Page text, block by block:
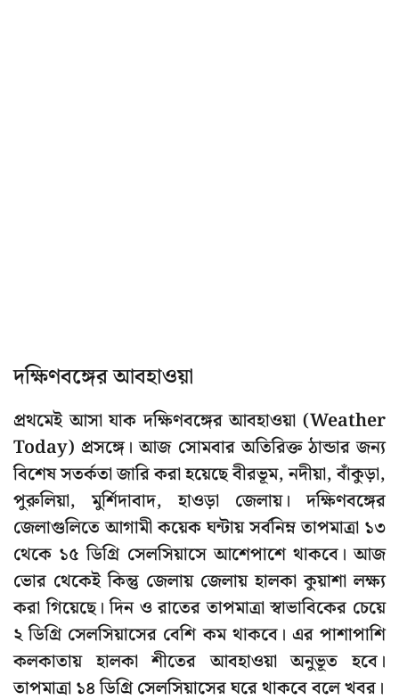
দক্ষিণবঙ্গের আবহাওয়া
প্রথমেই আসা যাক দক্ষিণবঙ্গের আবহাওয়া (Weather
Today) প্রসঙ্গে। আজ সোমবার অতিরিক্ত ঠান্ডার জন্য
বিশেষ সতর্কতা জারি করা হয়েছে বীরভূম, নদীয়া, বাঁকুড়া,
পুরুলিয়া, মুর্শিদাবাদ, হাওড়া জেলায়। দক্ষিণবঙ্গের
জেলাগুলিতে আগামী কয়েক ঘন্টায় সর্বনিম্ন তাপমাত্রা ১৩
থেকে ১৫ ডিগ্রি সেলসিয়াসে আশেপাশে থাকবে। আজ
ভোর থেকেই কিন্তু জেলায় জেলায় হালকা কুয়াশা লক্ষ্য
করা গিয়েছে। দিন ও রাতের তাপমাত্রা স্বাভাবিকের চেয়ে
২ ডিগ্রি সেলসিয়াসের বেশি কম থাকবে। এর পাশাপাশি
কলকাতায় হালকা শীতের আবহাওয়া অনুভূত হবে।
তাপমাত্রা ১৪ ডিগ্রি সেলসিয়াসের ঘরে থাকবে বলে খবর।